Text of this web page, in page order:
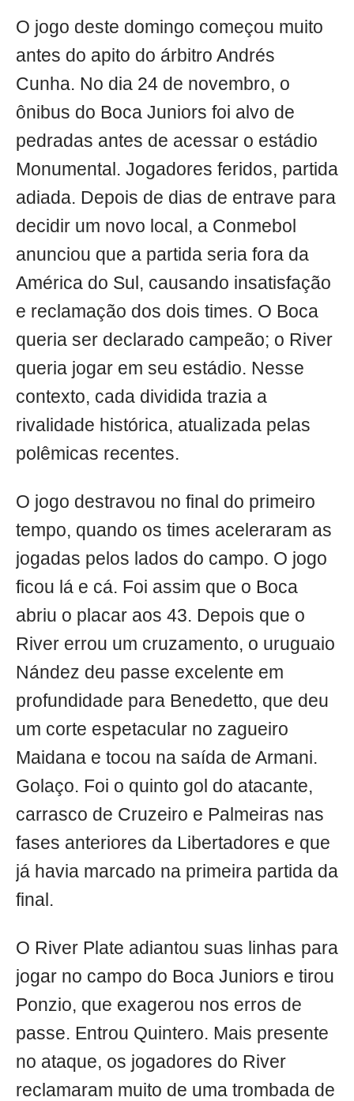
O jogo deste domingo começou muito
antes do apito do árbitro Andrés
Cunha. No dia 24 de novembro, o
ônibus do Boca Juniors foi alvo de
pedradas antes de acessar o estádio
Monumental. Jogadores feridos, partida
adiada. Depois de dias de entrave para
decidir um novo local, a Conmebol
anunciou que a partida seria fora da
América do Sul, causando insatisfação
e reclamação dos dois times. O Boca
queria ser declarado campeão; o River
queria jogar em seu estádio. Nesse
contexto, cada dividida trazia a
rivalidade histórica, atualizada pelas
polêmicas recentes.
O jogo destravou no final do primeiro
tempo, quando os times aceleraram as
jogadas pelos lados do campo. O jogo
ficou lá e cá. Foi assim que o Boca
abriu o placar aos 43. Depois que o
River errou um cruzamento, o uruguaio
Nández deu passe excelente em
profundidade para Benedetto, que deu
um corte espetacular no zagueiro
Maidana e tocou na saída de Armani.
Golaço. Foi o quinto gol do atacante,
carrasco de Cruzeiro e Palmeiras nas
fases anteriores da Libertadores e que
já havia marcado na primeira partida da
final.
O River Plate adiantou suas linhas para
jogar no campo do Boca Juniors e tirou
Ponzio, que exagerou nos erros de
passe. Entrou Quintero. Mais presente
no ataque, os jogadores do River
reclamaram muito de uma trombada de